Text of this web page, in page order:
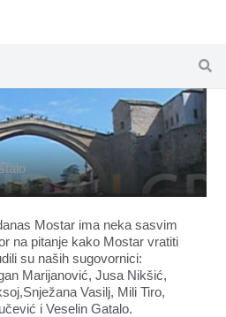
Mostar ima neka sasvim
na pitanje kako Mostar vratiti
su naših sugovornici:
Marijanović, Jusa Nikšić,
Vasilj, Mili Tiro,
i Veselin Gatalo.